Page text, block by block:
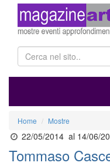
Home Mostre
22/05/2014 al 14/06/
Tommaso